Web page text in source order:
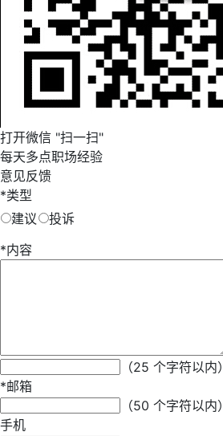
打开微信 "扫一扫"
每天多点职场经验
意见反馈
*类型
建议
投诉
*内容
（25 个字符以内）
*邮箱
（50 个字符以内）
手机